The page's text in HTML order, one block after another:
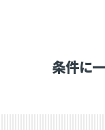
条件に